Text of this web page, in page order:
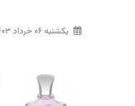
يكشنبه 06 خرداد 1403